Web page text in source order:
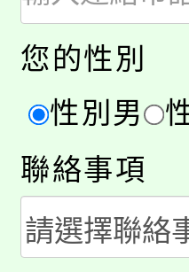
心理、
系所師
您的性別
性別男
聯絡事項